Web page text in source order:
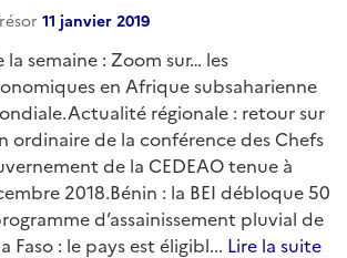
11 janvier 2019
la semaine : Zoom sur… les
en Afrique subsaharienne
régionale : retour sur
ordinaire de la conférence des Chefs
de la CEDEAO tenue à
2018.Bénin : la BEI débloque 50
d’assainissement pluvial de
Faso : le pays est éligibl... Lire la suite